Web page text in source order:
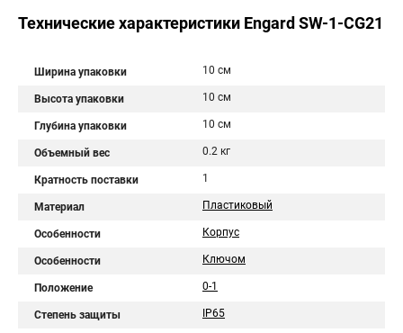
Технические характеристики Engard SW-1-CG21
Ширина упаковки 10 см
Высота упаковки 10 см
Глубина упаковки 10 см
Объемный вес 0.2 кг
Кратность поставки 1
Материал Пластиковый
Особенности Корпус
Особенности Ключом
Положение 0-1
Степень защиты IP65